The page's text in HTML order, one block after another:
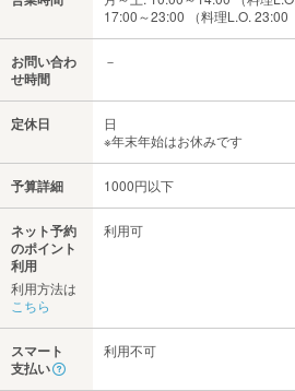
17:00～23:00 （料理L.O. 23:00
お問い合わ
せ時間
－
定休日
日
※年末年始はお休みです
予算詳細 1000円以下
ネット予約
のポイント
利用
利用方法は
こちら
利用可
スマート
支払い
利用不可